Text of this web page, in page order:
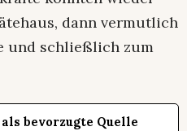
dann vermutlich
und schließlich zum
als bevorzugte Quelle